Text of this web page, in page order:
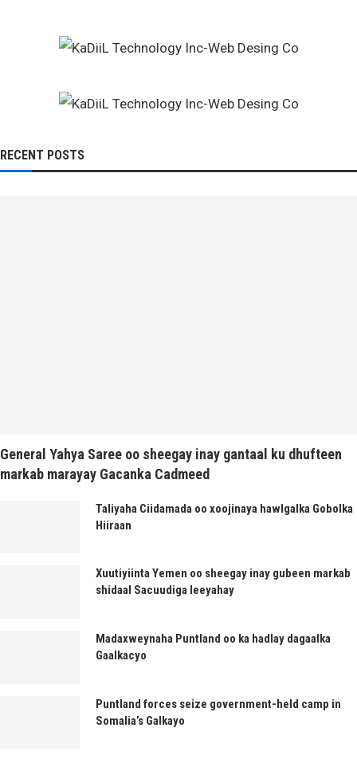
RECENT POSTS
General Yahya Saree oo sheegay inay gantaal ku dhufteen
markab marayay Gacanka Cadmeed
Taliyaha Ciidamada oo xoojinaya hawlgalka Gobolka
Hiiraan
Xuutiyiinta Yemen oo sheegay inay gubeen markab
shidaal Sacuudiga leeyahay
Madaxweynaha Puntland oo ka hadlay dagaalka
Gaalkacyo
Puntland forces seize government-held camp in
Somalia’s Galkayo